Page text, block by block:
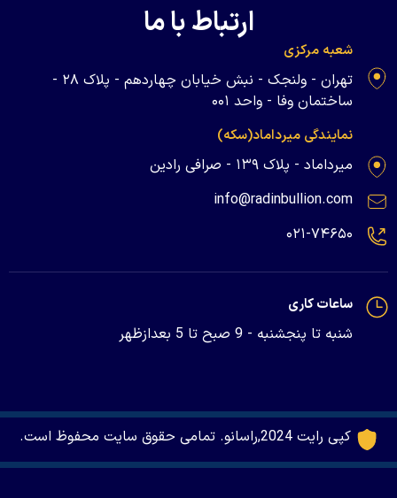
ارتباط با ما
شعبه مرکزی
تهران - ولنجک - نبش خیابان چهاردهم - پلاک ۲۸ -
ساختمان وفا - واحد ۰۰۱
نمایندگی میرداماد(سکه)
میرداماد - پلاک ۱۳۹ - صرافی رادین
info@radinbullion.com
۰۲۱-۷۴۶۵۰
ساعات کاری
شنبه تا پنجشنبه - 9 صبح تا 5 بعدازظهر
کپی رایت 2024,راسانو. تمامی حقوق سایت محفوظ است.